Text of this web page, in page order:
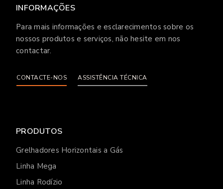
INFORMAÇÕES
Para mais informações e esclarecimentos sobre os
nossos produtos e serviços, não hesite em nos
contactar.
CONTACTE-NOS ASSISTÊNCIA TÉCNICA
PRODUTOS
Grelhadores Horizontais a Gás
Linha Mega
Linha Rodízio